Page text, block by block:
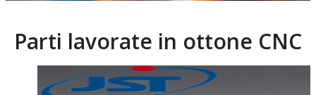
Parti lavorate in ottone CNC